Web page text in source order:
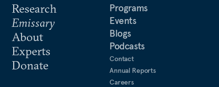
Research
Emissary
About
Experts
Donate
Programs
Events
Blogs
Podcasts
Contact
Annual Reports
Careers